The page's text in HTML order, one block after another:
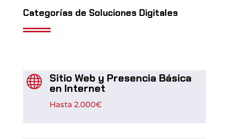
Categorías de Soluciones Digitales
 Sitio Web y Presencia Básica
en Internet
Hasta 2.000€